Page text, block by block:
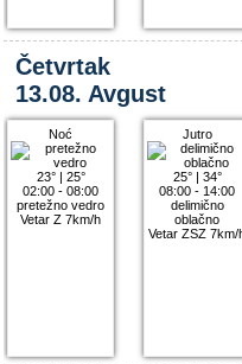
Četvrtak
13.08. Avgust
Noć
23°| 25°
02:00 - 08:00
pretežno vedro
Vetar Z 7km/h
Jutro
25°| 34°
08:00 - 14:00
delimično
oblačno
Vetar ZSZ 7km/